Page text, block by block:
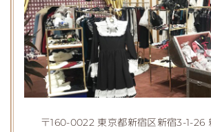
〒160-0022 東京都新宿区新宿3-1-26